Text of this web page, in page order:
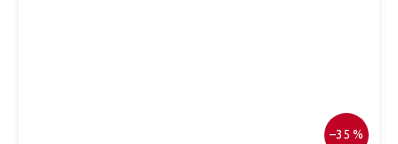
–35 %